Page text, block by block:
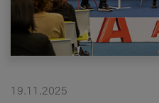
Поддршка
Надополни кредит
19.11.2025